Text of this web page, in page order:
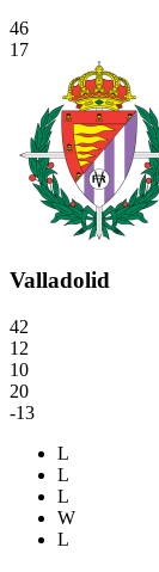
46
17
Valladolid
42
12
10
20
-13
L
L
L
W
L